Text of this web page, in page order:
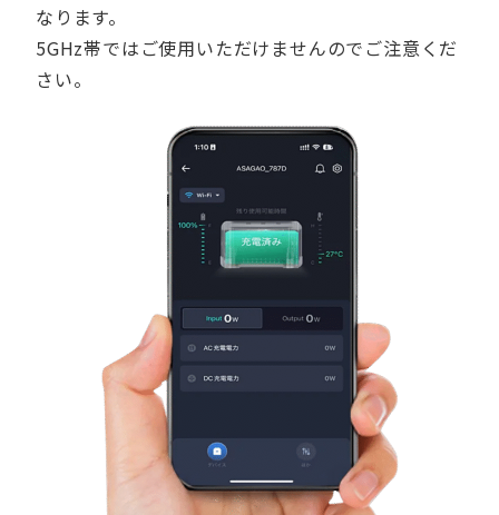
なります。
5GHz帯ではご使用いただけませんのでご注意くだ
さい。